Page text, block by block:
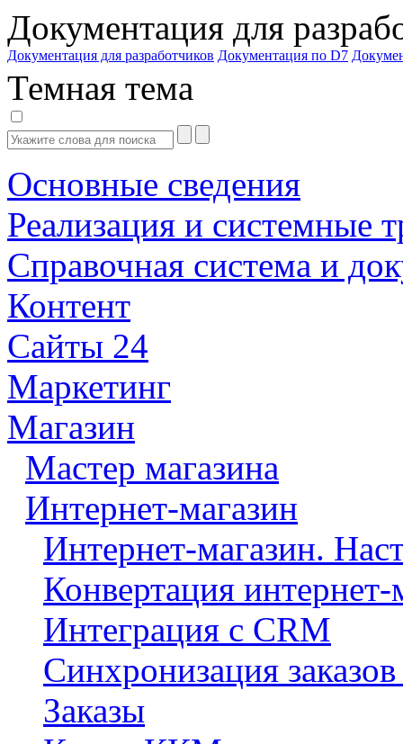
Документация для
Документация для разработчиков Документация по D7
Темная тема
Основные сведения
Реализация и системные
Справочная система и
Контент
Сайты 24
Маркетинг
Магазин
Мастер магазина
Интернет-магазин
Интернет-магазин.
Конвертация интернет-
Интеграция с CRM
Синхронизация
Заказы